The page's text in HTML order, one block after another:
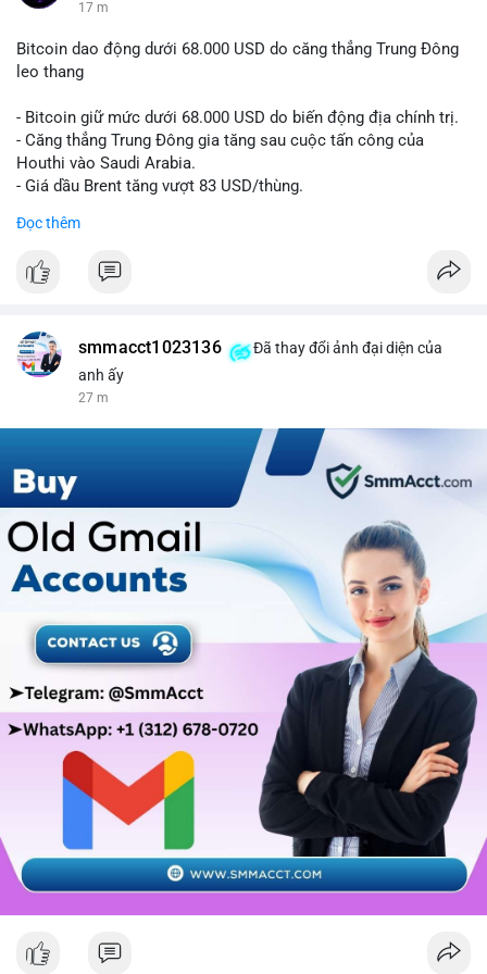
17 m
Bitcoin dao động dưới 68.000 USD do căng thẳng Trung Đông
leo thang
- Bitcoin giữ mức dưới 68.000 USD do biến động địa chính trị.
- Căng thẳng Trung Đông gia tăng sau cuộc tấn công của
Houthi vào Saudi Arabia.
- Giá dầu Brent tăng vượt 83 USD/thùng.
#bitcoin
$btc
📰 Nguồn: CoinDesk
Đọc thêm
smmacct1023136
Đã thay đổi ảnh đại diện của
anh ấy
27 m